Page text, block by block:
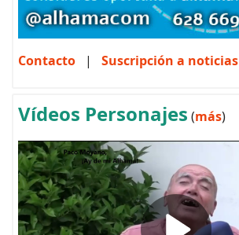
Contacto | Suscripción a noticias
Vídeos Personajes (más)